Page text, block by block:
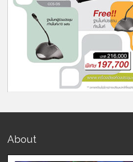
About